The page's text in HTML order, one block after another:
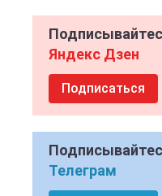
Яндекс Дзен
Подписаться
Телеграм